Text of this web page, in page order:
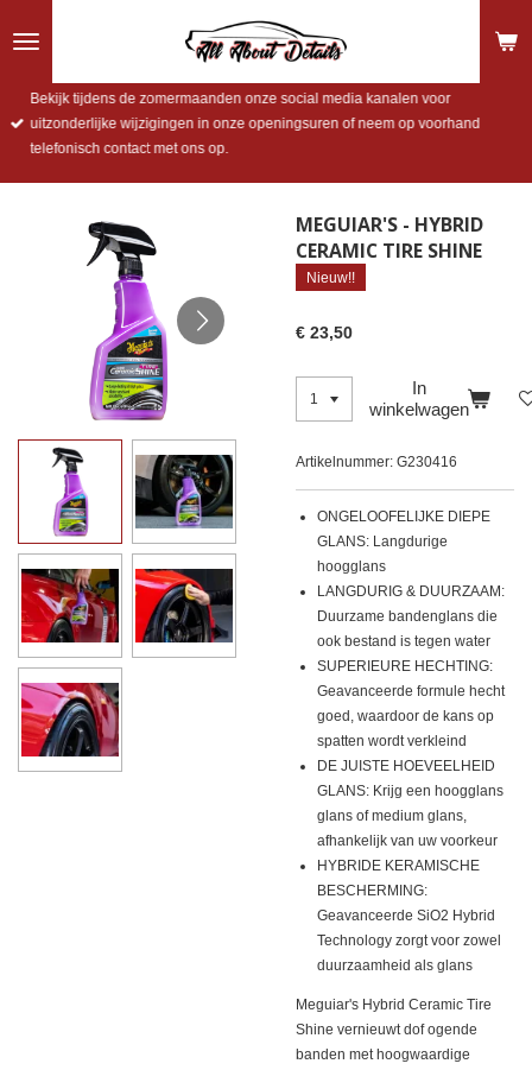
direct
hoofdinhoud
Bekijk tijdens de zomermaanden onze social media kanalen voor
uitzonderlijke wijzigingen in onze openingsuren of neem op voorhand
telefonisch contact met ons op.
MEGUIAR'S - HYBRID
CERAMIC TIRE SHINE
Nieuw!!
€ 23,50
In
winkelwagen
Artikelnummer: G230416
ONGELOOFELIJKE DIEPE
GLANS: Langdurige
hoogglans
LANGDURIG & DUURZAAM:
Duurzame bandenglans die
ook bestand is tegen water
SUPERIEURE HECHTING:
Geavanceerde formule hecht
goed, waardoor de kans op
spatten wordt verkleind
DE JUISTE HOEVEELHEID
GLANS: Krijg een hoogglans
glans of medium glans,
afhankelijk van uw voorkeur
HYBRIDE KERAMISCHE
BESCHERMING:
Geavanceerde SiO2 Hybrid
Technology zorgt voor zowel
duurzaamheid als glans
Meguiar's Hybrid Ceramic Tire
Shine vernieuwt dof ogende
banden met hoogwaardige